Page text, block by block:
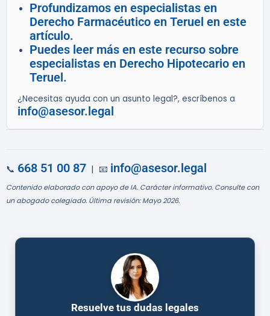
Profundizamos en especialistas en
Derecho Farmacéutico en Teruel en este
artículo.
Puedes leer más en este recurso sobre
especialistas en Derecho Hipotecario en
Teruel.
¿Necesitas ayuda con un asunto legal?, escríbenos a
info@asesor.legal
📞 668 51 00 87 | 📧 info@asesor.legal
Contenido elaborado con apoyo de IA. Carácter informativo. Consulte con
un abogado colegiado. Última revisión: Mayo 2026.
Resuelve tus dudas legales